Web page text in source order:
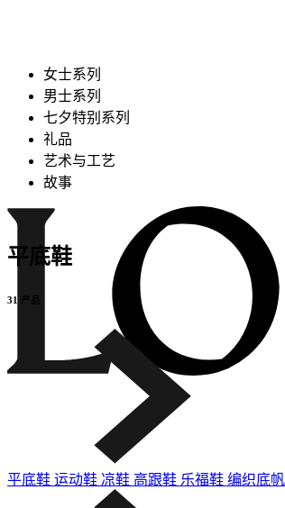
女士系列
男士系列
七夕特别系列
礼品
艺术与工艺
故事
平底鞋
31 产品
平底鞋 运动鞋 凉鞋 高跟鞋 乐福鞋 编织底